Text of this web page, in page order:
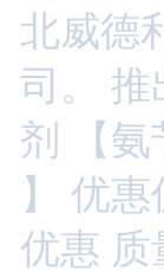
北威德
司。 推
剂 【
】 优
优惠 质